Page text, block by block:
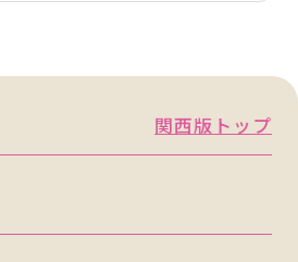
関西版トップ